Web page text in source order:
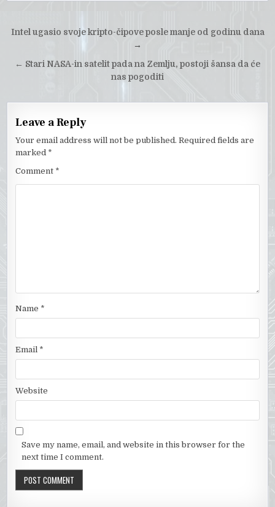
Post
navigation
Intel ugasio svoje kripto-čipove posle manje od godinu dana
→
← Stari NASA-in satelit pada na Zemlju, postoji šansa da će
nas pogoditi
Leave a Reply
Your email address will not be published. Required fields are
marked *
Comment *
Name *
Email *
Website
Save my name, email, and website in this browser for the
next time I comment.